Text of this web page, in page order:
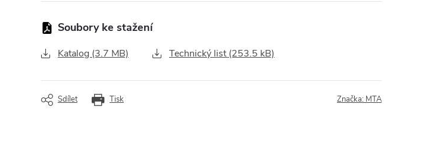
Katalog (3.7 MB) Technický list (253.5 kB)
Tisk
Sdílet Značka: MTA